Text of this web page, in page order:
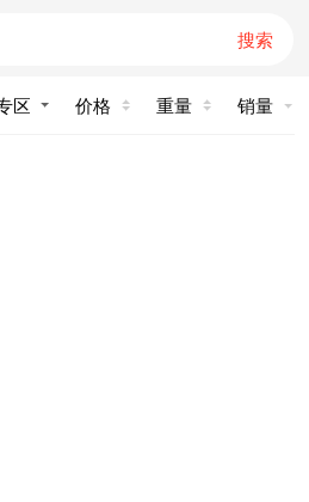
搜索
价格 重量 销量